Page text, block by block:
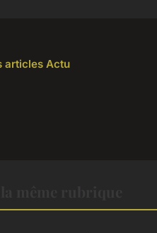
articles Actu